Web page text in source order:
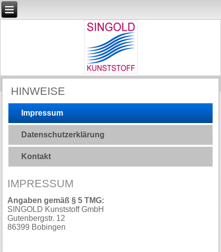
HINWEISE
Impressum
Datenschutzerklärung
Kontakt
IMPRESSUM
Angaben gemäß § 5 TMG:
SINGOLD Kunststoff GmbH
Gutenbergstr. 12
86399 Bobingen